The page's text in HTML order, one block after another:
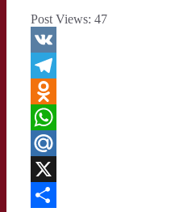
Post Views: 47
V
K
T
e
g
O
d
n
o
W
h
a
M
aX